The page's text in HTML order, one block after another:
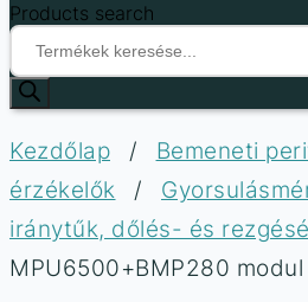
Products search
Kezdőlap /
Bemeneti
érzékelők
/
iránytűk, dőlés- és
MPU6500+BMP280 modul